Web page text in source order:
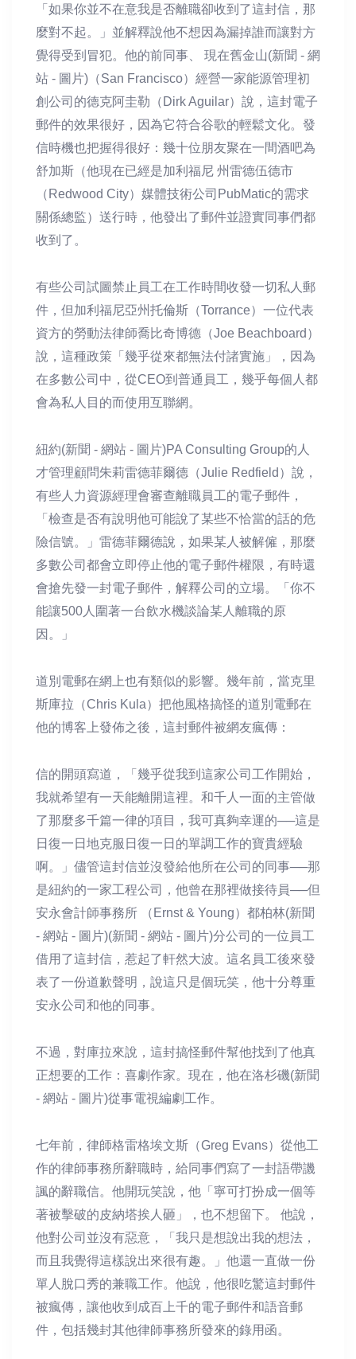
「如果你並不在意我是否離職卻收到了這封信，那
麼對不起。」並解釋說他不想因為漏掉誰而讓對方
覺得受到冒犯。他的前同事、 現在舊金山(新聞 - 網
站 - 圖片)（San Francisco）經營一家能源管理初
創公司的德克阿圭勒（Dirk Aguilar）說，這封電子
郵件的效果很好，因為它符合谷歌的輕鬆文化。發
信時機也把握得很好：幾十位朋友聚在一間酒吧為
舒加斯（他現在已經是加利福尼 州雷德伍德市
（Redwood City）媒體技術公司PubMatic的需求
關係總監）送行時，他發出了郵件並證實同事們都
收到了。
有些公司試圖禁止員工在工作時間收發一切私人郵
件，但加利福尼亞州托倫斯（Torrance）一位代表
資方的勞動法律師喬比奇博德（Joe Beachboard）
說，這種政策「幾乎從來都無法付諸實施」，因為
在多數公司中，從CEO到普通員工，幾乎每個人都
會為私人目的而使用互聯網。
紐約(新聞 - 網站 - 圖片)PA Consulting Group的人
才管理顧問朱莉雷德菲爾德（Julie Redfield）說，
有些人力資源經理會審查離職員工的電子郵件，
「檢查是否有說明他可能說了某些不恰當的話的危
險信號。」雷德菲爾德說，如果某人被解僱，那麼
多數公司都會立即停止他的電子郵件權限，有時還
會搶先發一封電子郵件，解釋公司的立場。「你不
能讓500人圍著一台飲水機談論某人離職的原
因。」
道別電郵在網上也有類似的影響。幾年前，當克里
斯庫拉（Chris Kula）把他風格搞怪的道別電郵在
他的博客上發佈之後，這封郵件被網友瘋傳：
信的開頭寫道，「幾乎從我到這家公司工作開始，
我就希望有一天能離開這裡。和千人一面的主管做
了那麼多千篇一律的項目，我可真夠幸運的──這是
日復一日地克服日復一日的單調工作的寶貴經驗
啊。」儘管這封信並沒發給他所在公司的同事──那
是紐約的一家工程公司，他曾在那裡做接待員──但
安永會計師事務所 （Ernst & Young）都柏林(新聞
- 網站 - 圖片)(新聞 - 網站 - 圖片)分公司的一位員工
借用了這封信，惹起了軒然大波。這名員工後來發
表了一份道歉聲明，說這只是個玩笑，他十分尊重
安永公司和他的同事。
不過，對庫拉來說，這封搞怪郵件幫他找到了他真
正想要的工作：喜劇作家。現在，他在洛杉磯(新聞
- 網站 - 圖片)從事電視編劇工作。
七年前，律師格雷格埃文斯（Greg Evans）從他工
作的律師事務所辭職時，給同事們寫了一封語帶譏
諷的辭職信。他開玩笑說，他「寧可打扮成一個等
著被擊破的皮納塔挨人砸」，也不想留下。 他說，
他對公司並沒有惡意，「我只是想說出我的想法，
而且我覺得這樣說出來很有趣。」他還一直做一份
單人脫口秀的兼職工作。他說，他很吃驚這封郵件
被瘋傳，讓他收到成百上千的電子郵件和語音郵
件，包括幾封其他律師事務所發來的錄用函。